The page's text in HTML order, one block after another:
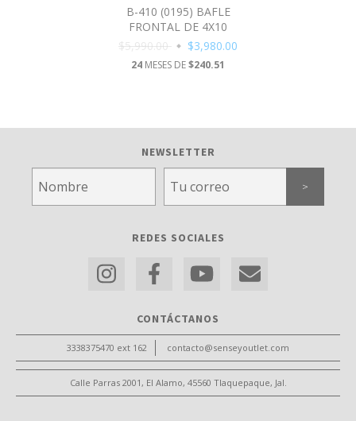
B-410 (0195) BAFLE
FRONTAL DE 4X10
$5,990.00
$3,980.00
24 MESES DE$240.51
NEWSLETTER
REDES SOCIALES
CONTÁCTANOS
3338375470 ext 162 contacto@senseyoutlet.com
Calle Parras 2001, El Alamo, 45560 Tlaquepaque, Jal.